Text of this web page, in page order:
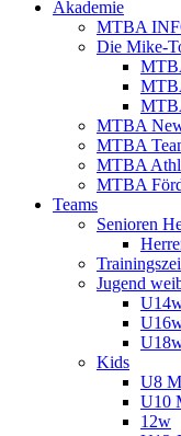
Akademie
MTBA
Die Mike-
MTBA
MTBA
MTBA
MTBA
Teams
Senioren
Jugend
Kids
U8
U10
12w